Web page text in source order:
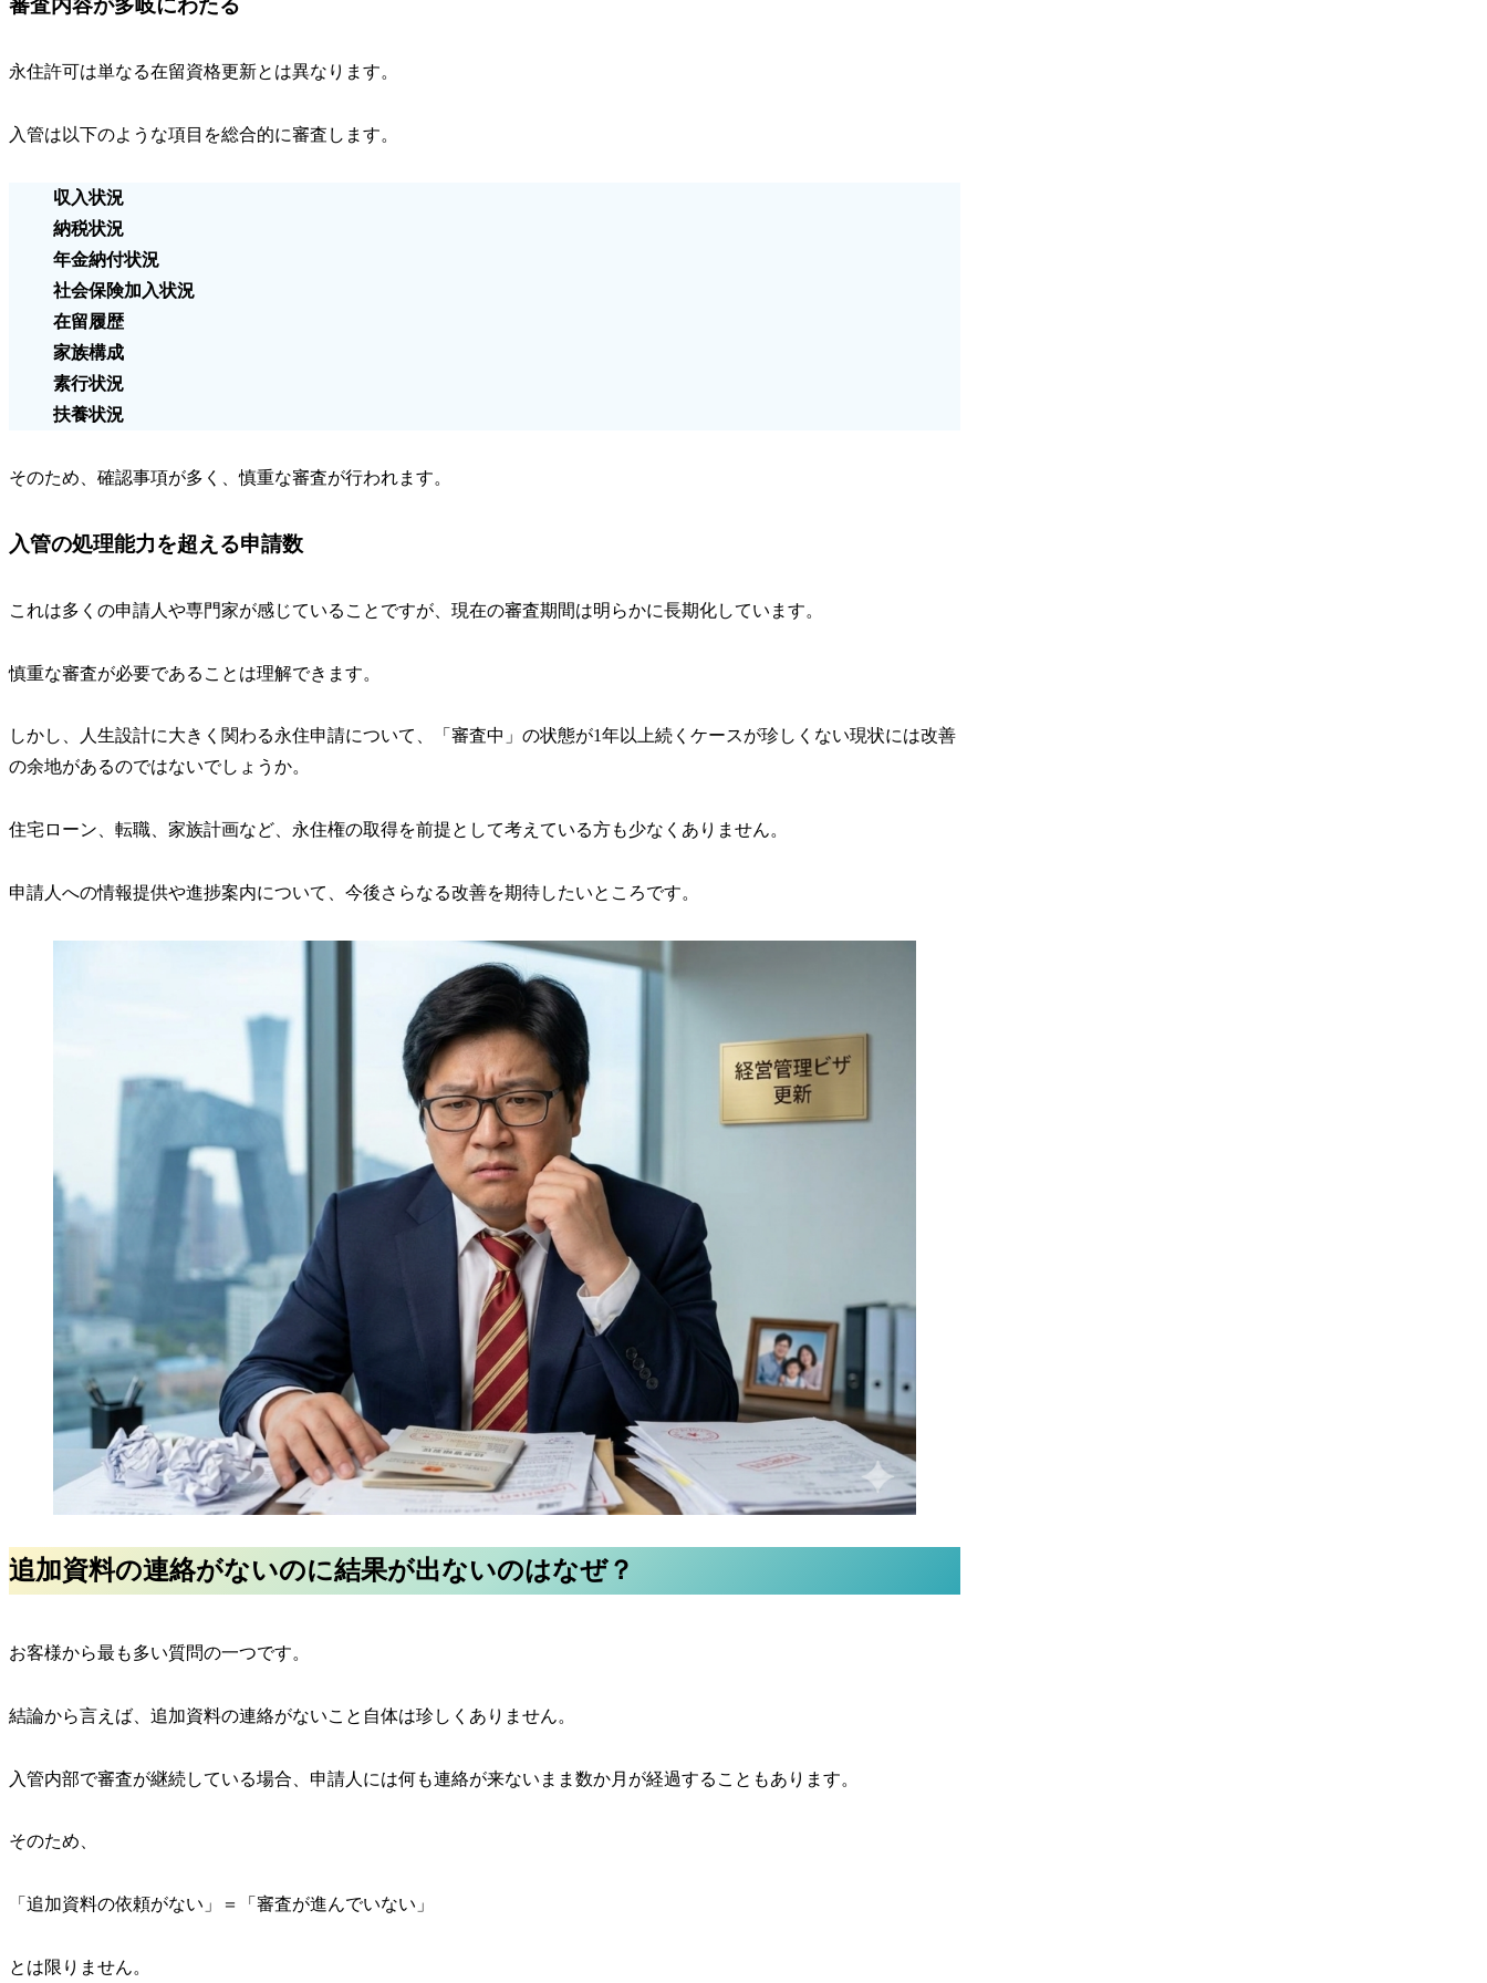
審査内容が多岐にわたる
永住許可は単なる在留資格更新とは異なります。
入管は以下のような項目を総合的に審査します。
収入状況
納税状況
年金納付状況
社会保険加入状況
在留履歴
家族構成
素行状況
扶養状況
そのため、 確認事項が多く、慎重な審査が行われます。
入管の処理能力を超える申請数
これは多くの申請人や専門家が感じていることですが、現在の審査期間は明らかに長期化しています。
慎重な審査が必要であることは理解できます。
しかし、人生設計に大きく関わる永住申請について、 「審査中」の状態が1年以上続くケースが珍しくない現状には改善
の余地があるのではないでしょうか。
住宅ローン、転職、家族計画など、永住権の取得を前提として考えている方も少なくありません。
申請人への情報提供や進捗案内について、今後さらなる改善を期待したいところです。
追加資料の連絡がないのに結果が出ないのはなぜ？
お客様から最も多い質問の一つです。
結論から言えば、追加資料の連絡がないこと自体は珍しくありません。
入管内部で審査が継続している場合、申請人には何も連絡が来ないまま数か月が経過することもあります。
そのため、
「追加資料の依頼がない」＝「審査が進んでいない」
とは限りません。